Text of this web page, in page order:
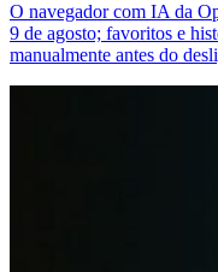
O navegador com IA da
9 de agosto; favoritos e
manualmente antes do